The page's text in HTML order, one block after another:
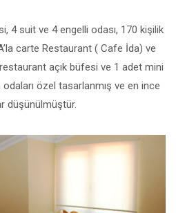
4 suit ve 4 engelli odası, 170 kişilik
carte Restaurant ( Cafe İda) ve
açık büfesi ve 1 adet mini
özel tasarlanmış ve en ince
düşünülmüştür.